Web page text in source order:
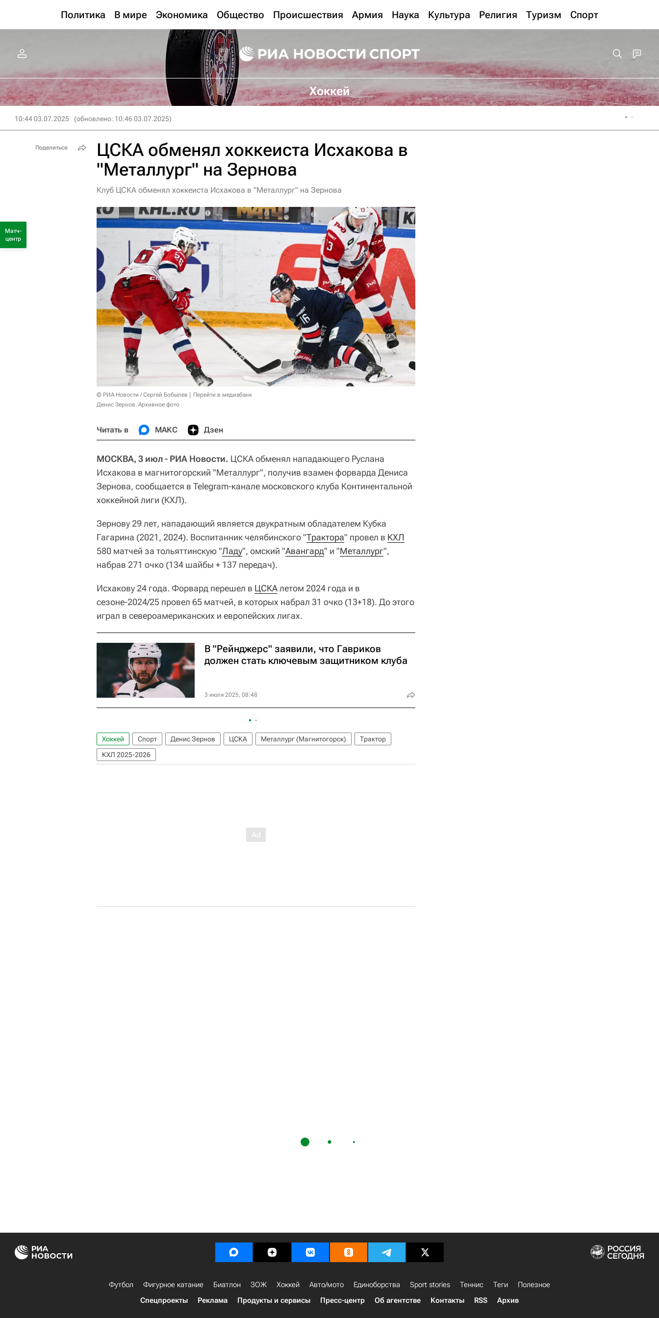
Политика В мире Экономика Общество Происшествия Армия Наука Культура Религия Туризм Спорт
Хоккей
10:44 03.07.2025 (обновлено: 10:46 03.07.2025)
ЦСКА обменял хоккеиста Исхакова в
"Металлург" на Зернова
Клуб ЦСКА обменял хоккеиста Исхакова в "Металлург" на Зернова
© РИА Новости / Сергей Бобылев
Перейти в медиабанк
Денис Зернов. Архивное фото
Читать в МАКС Дзен
МОСКВА, 3 июл - РИА Новости. ЦСКА обменял нападающего Руслана
Исхакова в магнитогорский "Металлург", получив взамен форварда Дениса
Зернова, сообщается в Telegram-канале московского клуба Континентальной
хоккейной лиги (КХЛ).
Зернову 29 лет, нападающий является двукратным обладателем Кубка
Гагарина (2021, 2024). Воспитанник челябинского "Трактора" провел в КХЛ
580 матчей за тольяттинскую "Ладу", омский "Авангард" и "Металлург",
набрав 271 очко (134 шайбы + 137 передач).
Исхакову 24 года. Форвард перешел в ЦСКАлетом 2024 года и в
сезоне-2024/25 провел 65 матчей, в которых набрал 31 очко (13+18). До этого
играл в североамериканских и европейских лигах.
В "Рейнджерс" заявили, что Гавриков
должен стать ключевым защитником клуба
3 июля 2025, 08:48
Хоккей Спорт Денис Зернов ЦСКА Металлург (Магнитогорск)
Трактор
КХЛ 2025-2026
Поделиться
Матч-
центр
Футбол Фигурное катание Биатлон ЗОЖ Хоккей Авто/мото Единоборства Sport stories Теннис Теги
Полезное
Спецпроекты
Реклама Продукты и сервисы Пресс-центр Об агентстве Контакты RSS Архив